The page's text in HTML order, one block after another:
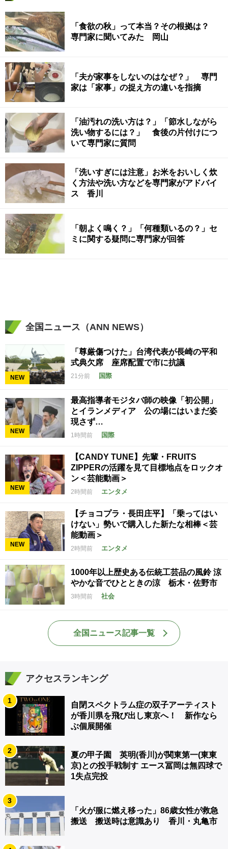
「食欲の秋」って本当？その根拠は？
専門家に聞いてみた 岡山
「夫が家事をしないのはなぜ？」 専門
家は「家事」の捉え方の違いを指摘
「油汚れの洗い方は？」「節水しながら
洗い物するには？」 食後の片付けにつ
いて専門家に質問
「洗いすぎには注意」お米をおいしく炊
く方法や洗い方などを専門家がアドバイ
ス 香川
「朝よく鳴く？」「何種類いるの？」セ
ミに関する疑問に専門家が回答
全国ニュース（ANN NEWS）
NEW
「尊厳傷つけた」台湾代表が長崎の平和
式典欠席 座席配置で市に抗議
21分前 国際
NEW
最高指導者モジタバ師の映像「初公開」
とイランメディア 公の場にはいまだ姿
現さず…
1時間前 国際
NEW
【CANDY TUNE】先輩・FRUITS
ZIPPERの活躍を見て目標地点をロックオ
ン＜芸能動画＞
2時間前 エンタメ
NEW
【チョコプラ・長田庄平】「乗ってはい
けない」勢いで購入した新たな相棒＜芸
能動画＞
2時間前 エンタメ
1000年以上歴史ある伝統工芸品の風鈴 涼
やかな音でひとときの涼 栃木・佐野市
3時間前 社会
全国ニュース記事一覧
アクセスランキング
1
自閉スペクトラム症の双子アーティスト
が香川県を飛び出し東京へ！ 新作なら
ぶ個展開催
2
夏の甲子園 英明(香川)が関東第一(東東
京)との投手戦制す エース冨岡は無四球で
1失点完投
3
「火が服に燃え移った」86歳女性が救急
搬送 搬送時は意識あり 香川・丸亀市